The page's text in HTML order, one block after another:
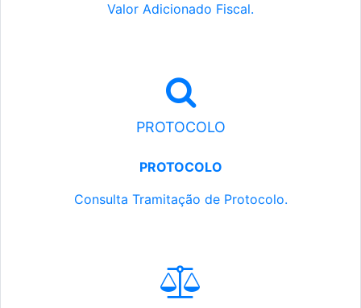
Valor Adicionado Fiscal.
PROTOCOLO
PROTOCOLO
Consulta Tramitação de Protocolo.